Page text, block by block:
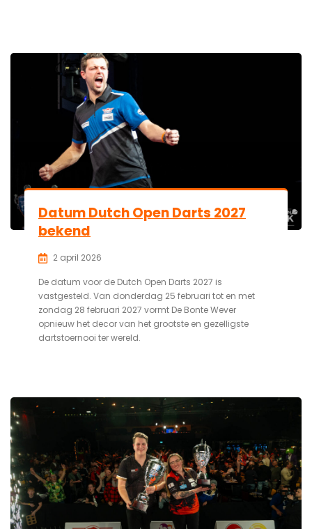
Datum Dutch Open Darts 2027
bekend
2 april 2026
De datum voor de Dutch Open Darts 2027 is
vastgesteld. Van donderdag 25 februari tot en met
zondag 28 februari 2027 vormt De Bonte Wever
opnieuw het decor van het grootste en gezelligste
dartstoernooi ter wereld.